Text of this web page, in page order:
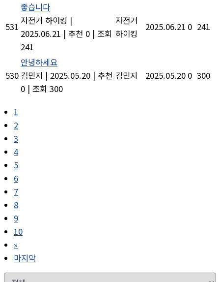
531
좋습니다
자전거 하이킹 |
2025.06.21 | 추천 0 | 조회
241
자전거
하이킹
2025.06.21 0 241
530
안녕하세요
김민지 | 2025.05.20 | 추천
0 | 조회 300
김민지 2025.05.20 0 300
1
2
3
4
5
6
7
8
9
10
»
마지막